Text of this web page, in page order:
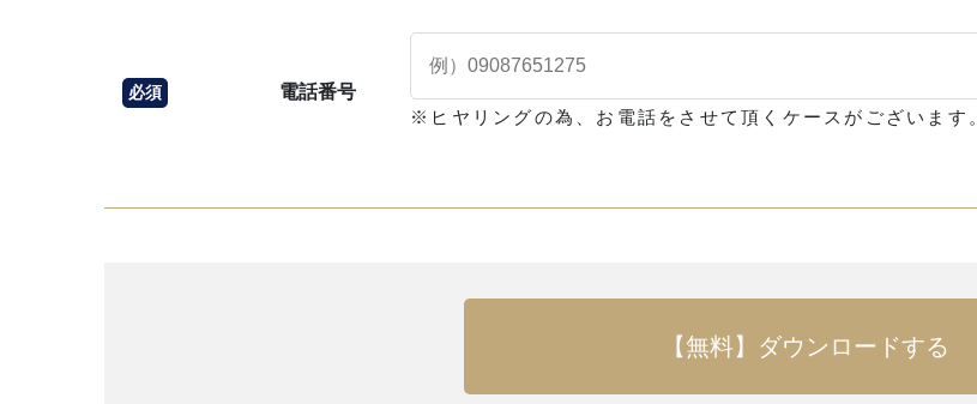
必須
電話番号
※ヒヤリングの為、お電話をさせて頂くケースがございます